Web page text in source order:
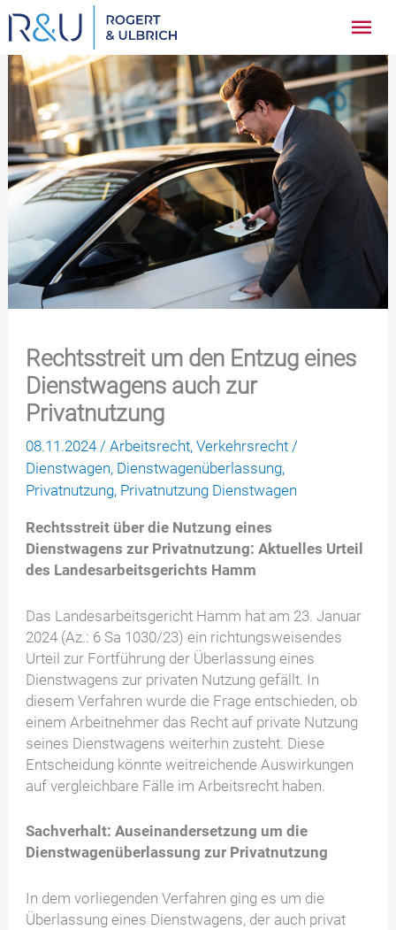
Zum
Inhalt
springen
Rechtsstreit um den Entzug eines
Dienstwagens auch zur
Privatnutzung
08.11.2024 /Arbeitsrecht,Verkehrsrecht /
Dienstwagen, Dienstwagenüberlassung,
Privatnutzung, Privatnutzung Dienstwagen
Rechtsstreit über die Nutzung eines
Dienstwagens zur Privatnutzung: Aktuelles Urteil
des Landesarbeitsgerichts Hamm
Das Landesarbeitsgericht Hamm hat am 23. Januar
2024 (Az.: 6 Sa 1030/23) ein richtungsweisendes
Urteil zur Fortführung der Überlassung eines
Dienstwagens zur privaten Nutzung gefällt. In
diesem Verfahren wurde die Frage entschieden, ob
einem Arbeitnehmer das Recht auf private Nutzung
seines Dienstwagens weiterhin zusteht. Diese
Entscheidung könnte weitreichende Auswirkungen
auf vergleichbare Fälle im Arbeitsrecht haben.
Sachverhalt: Auseinandersetzung um die
Dienstwagenüberlassung zur Privatnutzung
In dem vorliegenden Verfahren ging es um die
Überlassung eines Dienstwagens, der auch privat